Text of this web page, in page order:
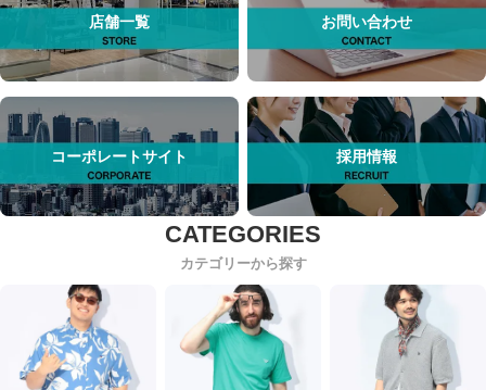
店舗一覧 お問い合わせ
コーポレートサイト 採用情報
カテゴリーから探す